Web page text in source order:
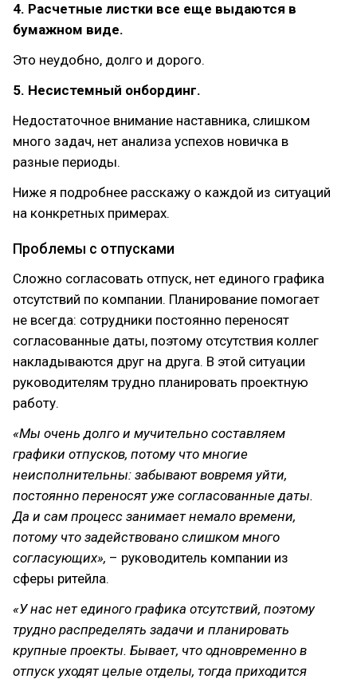
4. Расчетные листки все еще выдаются в
бумажном виде.
Это неудобно, долго и дорого.
5. Несистемный онбординг.
Недостаточное внимание наставника, слишком
много задач, нет анализа успехов новичка в
разные периоды.
Ниже я подробнее расскажу о каждой из ситуаций
на конкретных примерах.
Проблемы с отпусками
Сложно согласовать отпуск, нет единого графика
отсутствий по компании. Планирование помогает
не всегда: сотрудники постоянно переносят
согласованные даты, поэтому отсутствия коллег
накладываются друг на друга. В этой ситуации
руководителям трудно планировать проектную
работу.
«Мы очень долго и мучительно составляем
графики отпусков, потому что многие
неисполнительны: забывают вовремя уйти,
постоянно переносят уже согласованные даты.
Да и сам процесс занимает немало времени,
потому что задействовано слишком много
согласующих», – руководитель компании из
сферы ритейла.
«У нас нет единого графика отсутствий, поэтому
трудно распределять задачи и планировать
крупные проекты. Бывает, что одновременно в
отпуск уходят целые отделы, тогда приходится